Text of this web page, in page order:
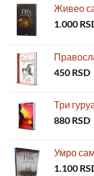
Живео
1.000
450 RSD
Три
880 RSD
Умро
1.100